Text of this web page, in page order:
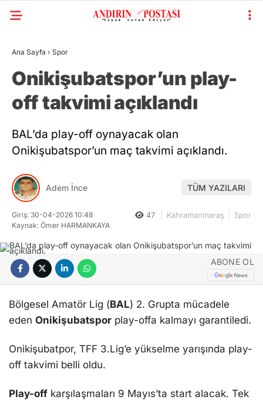
Ana Sayfa › Spor
Onikişubatspor’un play-
off takvimi açıklandı
BAL’da play-off oynayacak olan
Onikişubatspor’un maç takvimi açıklandı.
Adem İnce TÜM YAZILARI
Giriş: 30-04-2026 10:48
Kaynak: Ömer HARMANKAYA
47 Kahramanmaraş Spor
ABONE OL
Bölgesel Amatör Lig (BAL) 2. Grupta mücadele
eden Onikişubatspor play-offa kalmayı garantiledi.
Onikişubatpor, TFF 3.Lig’e yükselme yarışında play-
off takvimi belli oldu.
Play-off karşılaşmaları 9 Mayıs’ta start alacak. Tek